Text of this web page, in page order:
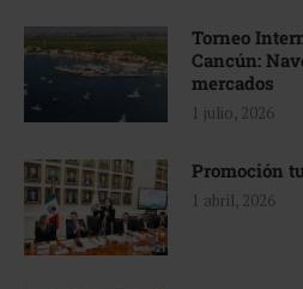
Torneo
Cancún:
mercados
1 julio, 2026
Promoción
1 abril, 2026